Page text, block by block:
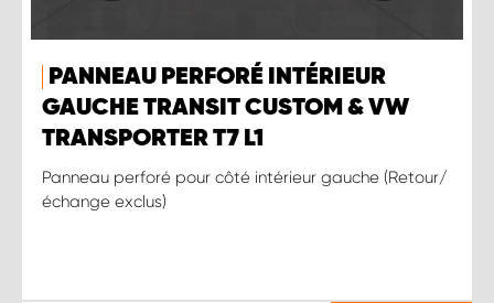
PANNEAU PERFORÉ INTÉRIEUR
GAUCHE TRANSIT CUSTOM & VW
TRANSPORTER T7 L1
Panneau perforé pour côté intérieur gauche (Retour/
échange exclus)